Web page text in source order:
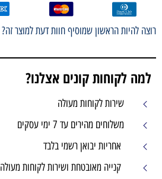
רוצה להיות הראשון שמוסיף חוות דעת למוצר זה?
למה לקוחות קונים אצלנו?
שירות לקוחות מעולה
משלוחים מהירים עד 7 ימי עסקים
אחריות יבואן רשמי בלבד
קנייה מאובטחת ושירות לקוחות מעולה